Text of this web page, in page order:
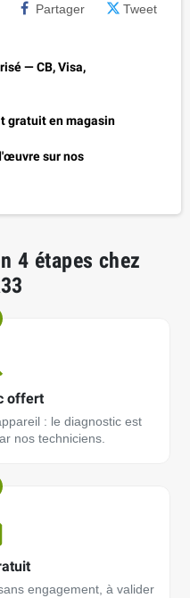
Partager Tweet
— CB, Visa,
gratuit en magasin
sur nos
4 étapes chez
offert
: le diagnostic est
nos techniciens.
engagement, à valider